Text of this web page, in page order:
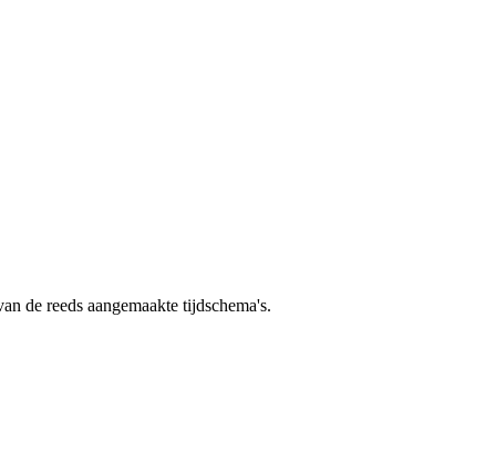
de reeds aangemaakte tijdschema's.